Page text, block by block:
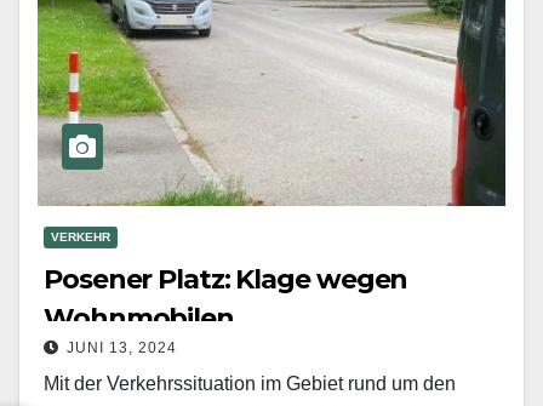
VERKEHR
Posener Platz: Klage wegen
Wohnmobilen
JUNI 13, 2024
Mit der Verkehrssituation im Gebiet rund um den